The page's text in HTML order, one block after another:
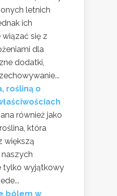
letnich
ich
się z
dla
dodatki,
rośliną o
również jako
która
większą
tylko wyjątkowy
bólem w